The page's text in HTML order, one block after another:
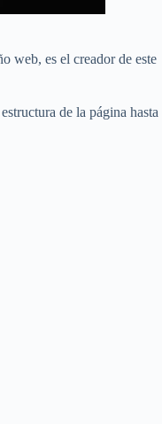
web, es el creador de este
de la página hasta